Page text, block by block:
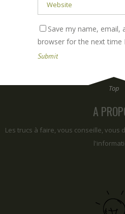
Save my name, email,
browser for the next time
A
Les trucs à faire, vous conseille, vous